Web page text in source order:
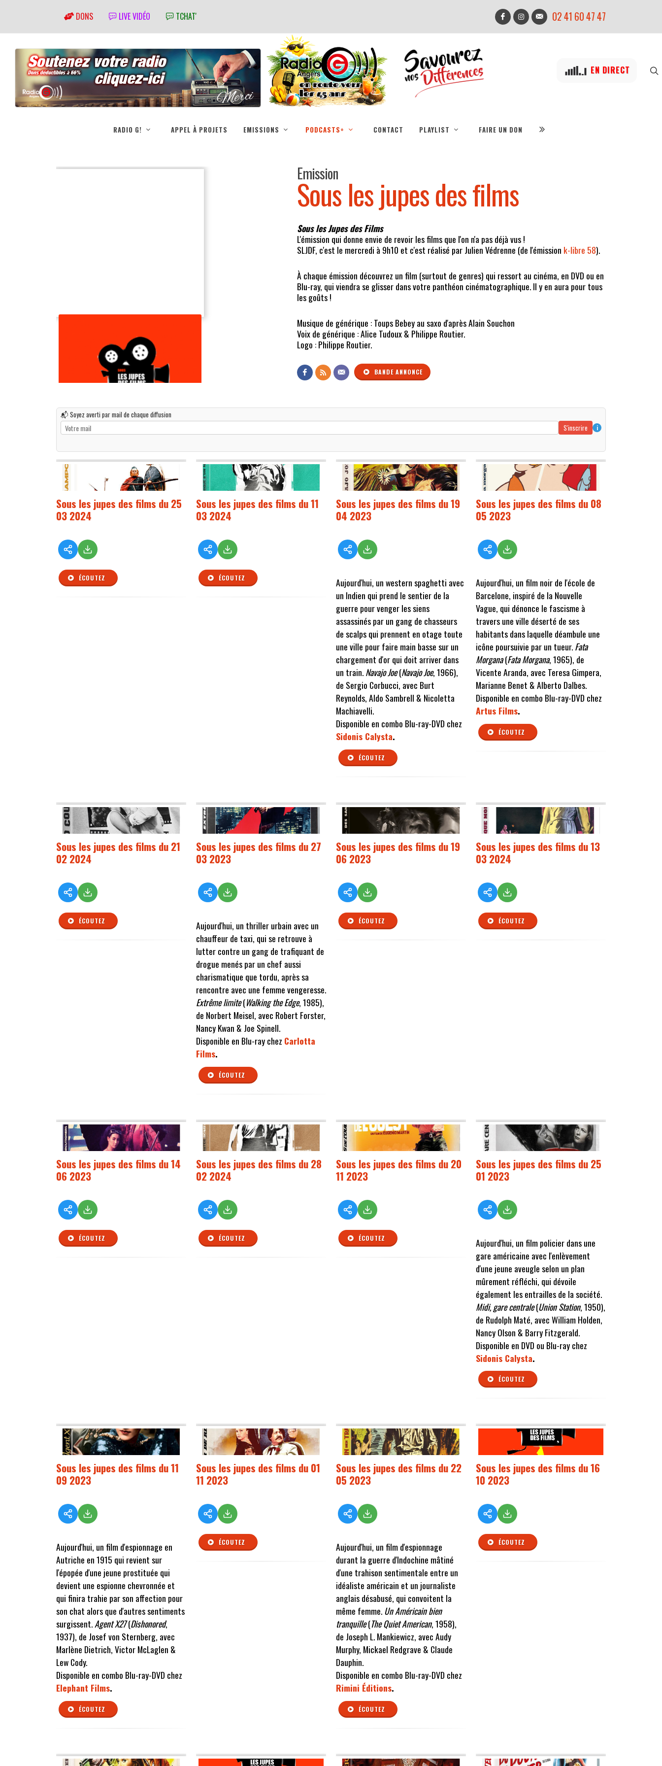
DONS LIVE VIDÉO TCHAT' 02 41 60 47 47
EN DIRECT
RADIO G! APPEL À PROJETS EMISSIONS PODCASTS+ CONTACT PLAYLIST FAIRE UN DON
Emission
Sous les jupes des films
Sous les Jupes des Films
L'émission qui donne envie de revoir les films que l'on n'a pas déjà vus !
SLJDF, c'est le mercredi à 9h10 et c'est réalisé par Julien Védrenne (de l'émission k-libre 58).
À chaque émission découvrez un film (surtout de genres) qui ressort au cinéma, en DVD ou en
Blu-ray, qui viendra se glisser dans votre panthéon cinématographique. Il y en aura pour tous
les goûts !
Musique de générique : Toups Bebey au saxo d'après Alain Souchon
Voix de générique : Alice Tudoux & Philippe Routier.
Logo : Philippe Routier.
BANDE ANNONCE
📬 Soyez averti par mail de chaque diffusion
S'inscrire
i
Sous les jupes des films du 25
03 2024
ÉCOUTEZ
Sous les jupes des films du 11
03 2024
ÉCOUTEZ
Sous les jupes des films du 19
04 2023
Aujourd'hui, un western spaghetti avec
un Indien qui prend le sentier de la
guerre pour venger les siens
assassinés par un gang de chasseurs
de scalps qui prennent en otage toute
une ville pour faire main basse sur un
chargement d'or qui doit arriver dans
un train.Navajo Joe(Navajo Joe, 1966),
de Sergio Corbucci, avec Burt
Reynolds, Aldo Sambrell & Nicoletta
Machiavelli.
Disponible en combo Blu-ray-DVD chez
Sidonis Calysta.
ÉCOUTEZ
Sous les jupes des films du 08
05 2023
Aujourd'hui, un film noir de l'école de
Barcelone, inspiré de la Nouvelle
Vague, qui dénonce le fascisme à
travers une ville déserté de ses
habitants dans laquelle déambule une
icône poursuivie par un tueur.Fata
Morgana(Fata Morgana, 1965), de
Vicente Aranda, avec Teresa Gimpera,
Marianne Benet & Alberto Dalbes.
Disponible en combo Blu-ray-DVD chez
Artus Films.
ÉCOUTEZ
Sous les jupes des films du 21
02 2024
ÉCOUTEZ
Sous les jupes des films du 27
03 2023
Aujourd'hui, un thriller urbain avec un
chauffeur de taxi, qui se retrouve à
lutter contre un gang de trafiquant de
drogue menés par un chef aussi
charismatique que tordu, après sa
rencontre avec une femme vengeresse.
Extrême limite(Walking the Edge, 1985),
de Norbert Meisel, avec Robert Forster,
Nancy Kwan & Joe Spinell.
Disponible en Blu-ray chez Carlotta
Films.
ÉCOUTEZ
Sous les jupes des films du 19
06 2023
ÉCOUTEZ
Sous les jupes des films du 13
03 2024
ÉCOUTEZ
Sous les jupes des films du 14
06 2023
ÉCOUTEZ
Sous les jupes des films du 28
02 2024
ÉCOUTEZ
Sous les jupes des films du 20
11 2023
ÉCOUTEZ
Sous les jupes des films du 25
01 2023
Aujourd'hui, un film policier dans une
gare américaine avec l'enlèvement
d'une jeune aveugle selon un plan
mûrement réfléchi, qui dévoile
également les entrailles de la société.
Midi, gare centrale(Union Station, 1950),
de Rudolph Maté, avec William Holden,
Nancy Olson & Barry Fitzgerald.
Disponible en DVD ou Blu-ray chez
Sidonis Calysta.
ÉCOUTEZ
Sous les jupes des films du 11
09 2023
Aujourd'hui, un film d'espionnage en
Autriche en 1915 qui revient sur
l'épopée d'une jeune prostituée qui
devient une espionne chevronnée et
qui finira trahie par son affection pour
son chat alors que d'autres sentiments
surgissent.Agent X27(Dishonored,
1937), de Josef von Sternberg, avec
Marlène Dietrich, Victor McLaglen &
Lew Cody.
Disponible en combo Blu-ray-DVD chez
Elephant Films.
ÉCOUTEZ
Sous les jupes des films du 01
11 2023
ÉCOUTEZ
Sous les jupes des films du 22
05 2023
Aujourd'hui, un film d'espionnage
durant la guerre d'Indochine mâtiné
d'une trahison sentimentale entre un
idéaliste américain et un journaliste
anglais désabusé, qui convoitent la
même femme.Un Américain bien
tranquille(The Quiet American, 1958),
de Joseph L. Mankiewicz, avec Audy
Murphy, Mickael Redgrave & Claude
Dauphin.
Disponible en combo Blu-ray-DVD chez
Rimini Éditions.
ÉCOUTEZ
Sous les jupes des films du 16
10 2023
ÉCOUTEZ